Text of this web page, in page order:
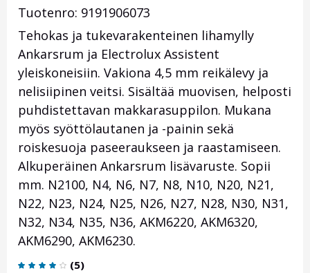
Tuotenro: 9191906073
Tehokas ja tukevarakenteinen lihamylly
Ankarsrum ja Electrolux Assistent
yleiskoneisiin. Vakiona 4,5 mm reikälevy ja
nelisiipinen veitsi. Sisältää muovisen, helposti
puhdistettavan makkarasuppilon. Mukana
myös syöttölautanen ja -painin sekä
roiskesuoja paseeraukseen ja raastamiseen.
Alkuperäinen Ankarsrum lisävaruste. Sopii
mm. N2100, N4, N6, N7, N8, N10, N20, N21,
N22, N23, N24, N25, N26, N27, N28, N30, N31,
N32, N34, N35, N36, AKM6220, AKM6320,
AKM6290, AKM6230.
(5)